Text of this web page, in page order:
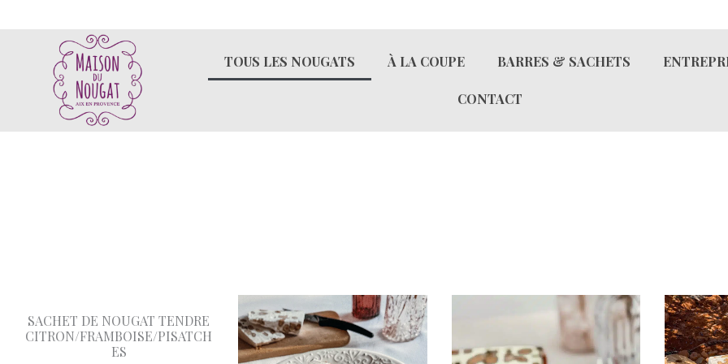
TOUS LES NOUGATS À LA COUPE BARRES & SACHETS
CONTACT
SACHET DE NOUGAT TENDRE
CITRON/FRAMBOISE/PISATCH
ES